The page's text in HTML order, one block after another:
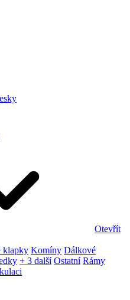
Otevřít
klapky Komíny Dálkové
+ 3 další Ostatní Rámy